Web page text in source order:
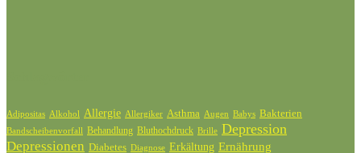
Adipositas Alkohol Allergie Allergiker Asthma Augen Babys Bakterien
Bandscheibenvorfall Behandlung Bluthochdruck Brille Depression
Depressionen Diabetes Diagnose Erkältung Ernährung